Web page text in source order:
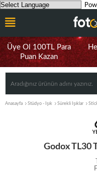
Üye Ol 100TL Para
Puan Kazan
Anasayfa Stüdyo - Işık Sürekli Işıklar
Godox TL30